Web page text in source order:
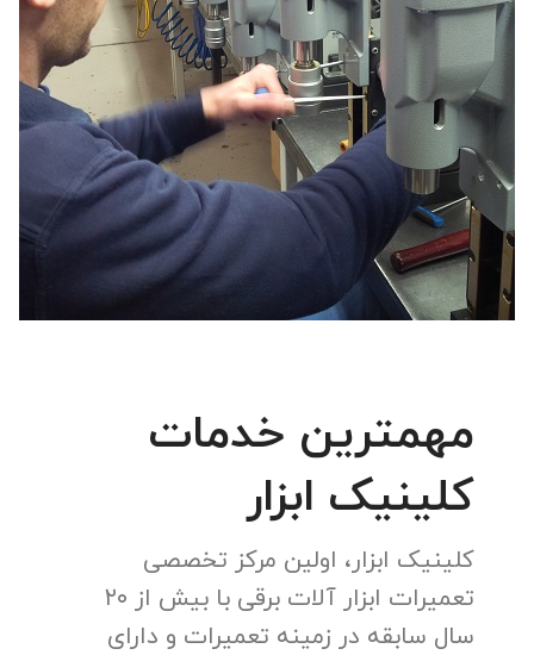
مهمترین خدمات
کلینیک ابزار
کلینیک ابزار، اولین مرکز تخصصی
تعمیرات ابزار آلات برقی با بیش از ۲۰
سال سابقه در زمینه تعمیرات و دارای